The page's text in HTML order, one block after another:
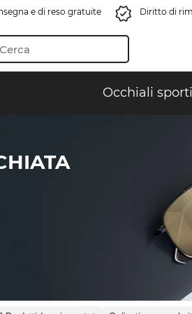
e di reso gratuite Diritto di
Occhiali